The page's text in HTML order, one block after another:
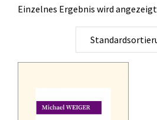
Oper
Orchesterwerke
Tonträger (Audio-Video)
Einzelnes Ergebnis wird angezeigt